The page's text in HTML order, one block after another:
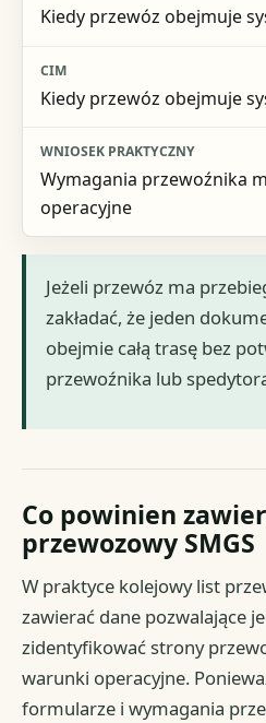
Kiedy przewóz obejmuje
Kiedy przewóz obejmuje
Wymagania przewoźnika
operacyjne
Jeżeli przewóz ma
zakładać, że jeden
obejmie całą trasę bez
przewoźnika lub
Co powinien
przewozowy SMGS
W praktyce kolejowy list
zawierać dane pozwalające
zidentyfikować strony
warunki operacyjne.
formularze i wymagania